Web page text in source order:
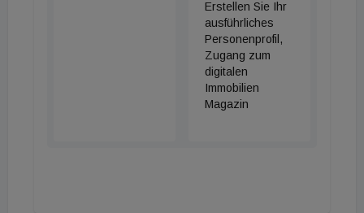
Erstellen Sie Ihr
ausführliches
Personenprofil,
Zugang zum
digitalen
Immobilien
Magazin